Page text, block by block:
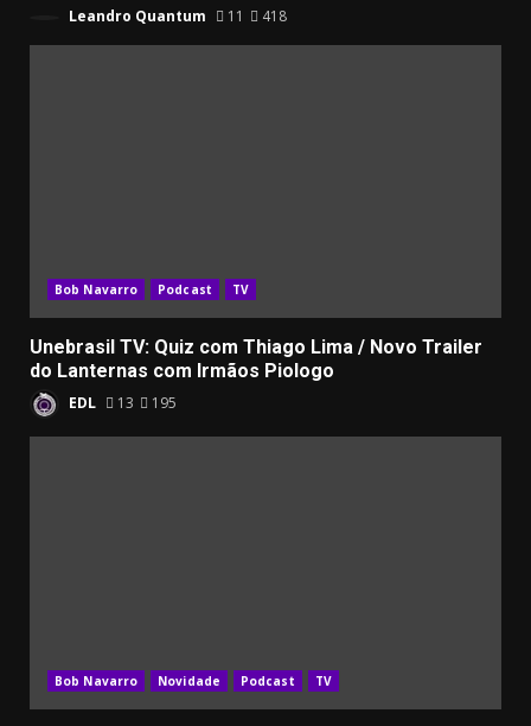
Leandro Quantum 11 418
Bob Navarro Podcast TV
Unebrasil TV: Quiz com Thiago Lima / Novo Trailer
do Lanternas com Irmãos Piologo
EDL 13 195
Bob Navarro Novidade Podcast TV